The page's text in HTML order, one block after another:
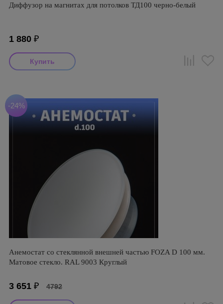
Диффузор на магнитах для потолков ТД100 черно-белый
1 880 ₽
-24%
Анемостат со стеклянной внешней частью FOZA D 100 мм.
Матовое стекло. RAL 9003 Круглый
3 651 ₽ 4792